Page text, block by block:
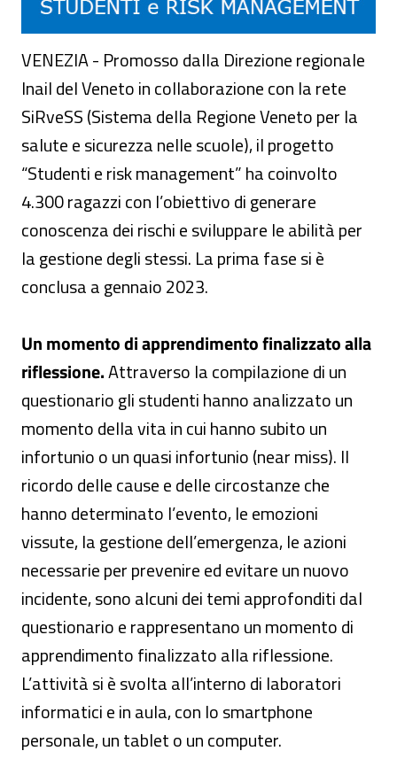
VENEZIA - Promosso dalla Direzione regionale
Inail del Veneto in collaborazione con la rete
SiRveSS (Sistema della Regione Veneto per la
salute e sicurezza nelle scuole), il progetto
“Studenti e risk management” ha coinvolto
4.300 ragazzi con l’obiettivo di generare
conoscenza dei rischi e sviluppare le abilità per
la gestione degli stessi. La prima fase si è
conclusa a gennaio 2023.
Un momento di apprendimento finalizzato alla
riflessione.Attraverso la compilazione di un
questionario gli studenti hanno analizzato un
momento della vita in cui hanno subito un
infortunio o un quasi infortunio (near miss). Il
ricordo delle cause e delle circostanze che
hanno determinato l’evento, le emozioni
vissute, la gestione dell’emergenza, le azioni
necessarie per prevenire ed evitare un nuovo
incidente, sono alcuni dei temi approfonditi dal
questionario e rappresentano un momento di
apprendimento finalizzato alla riflessione.
L’attività si è svolta all’interno di laboratori
informatici e in aula, con lo smartphone
personale, un tablet o un computer.